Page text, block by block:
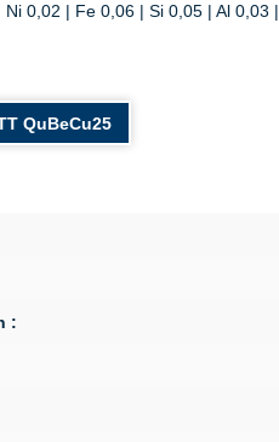
0,02 | Fe 0,06 | Si 0,05 | Al 0,03
QuBeCu25
: